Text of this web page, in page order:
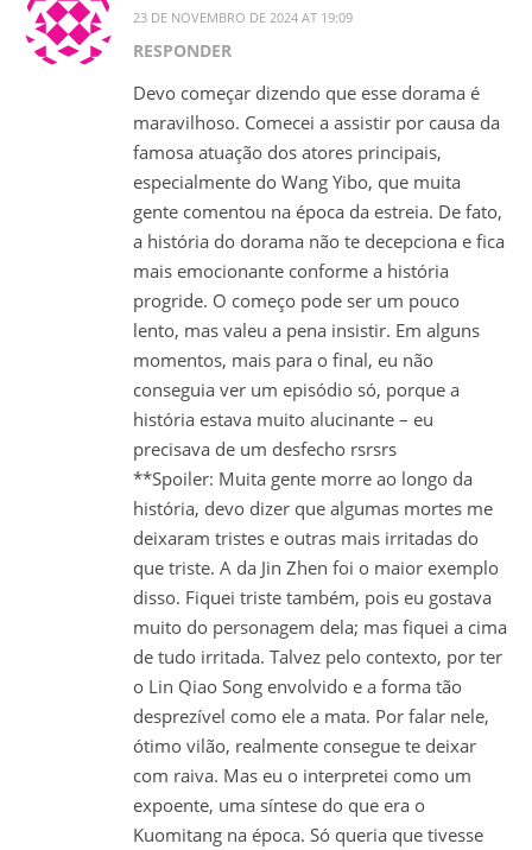
23 DE NOVEMBRO DE 2024 AT 19:09
RESPONDER
Devo começar dizendo que esse dorama é
maravilhoso. Comecei a assistir por causa da
famosa atuação dos atores principais,
especialmente do Wang Yibo, que muita
gente comentou na época da estreia. De fato,
a história do dorama não te decepciona e fica
mais emocionante conforme a história
progride. O começo pode ser um pouco
lento, mas valeu a pena insistir. Em alguns
momentos, mais para o final, eu não
conseguia ver um episódio só, porque a
história estava muito alucinante – eu
precisava de um desfecho rsrsrs
**Spoiler: Muita gente morre ao longo da
história, devo dizer que algumas mortes me
deixaram tristes e outras mais irritadas do
que triste. A da Jin Zhen foi o maior exemplo
disso. Fiquei triste também, pois eu gostava
muito do personagem dela; mas fiquei a cima
de tudo irritada. Talvez pelo contexto, por ter
o Lin Qiao Song envolvido e a forma tão
desprezível como ele a mata. Por falar nele,
ótimo vilão, realmente consegue te deixar
com raiva. Mas eu o interpretei como um
expoente, uma síntese do que era o
Kuomitang na época. Só queria que tivesse